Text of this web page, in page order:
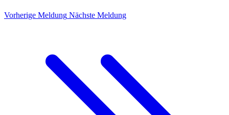
Vorherige Meldung Nächste Meldung